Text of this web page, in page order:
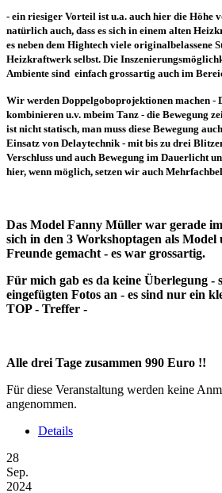
- ein riesiger Vorteil ist u.a. auch hier die Höhe
natürlich auch, dass es sich in einem alten
es neben dem Hightech viele originalbelassene
Heizkraftwerk selbst. Die
Ambiente sind einfach grossartig auch im
Wir werden Doppelgoboprojektionen machen
kombinieren u.v. mbeim Tanz - die Bewegung
ist nicht statisch, man muss diese Bewegung
Einsatz von Delaytechnik - mit bis zu drei
Verschluss und auch Bewegung im Dauerlicht
hier, wenn möglich, setzen wir auch
Das Model Fanny Müller war gerade
sich in den 3 Workshoptagen als Model
Freunde gemacht - es war grossartig.
Für mich gab es da keine Überlegung -
eingefügten Fotos an - es sind nur ein
TOP - Treffer -
Alle drei Tage zusammen 990 Euro !!
Für diese Veranstaltung werden keine
angenommen.
Details
28
Sep.
2024